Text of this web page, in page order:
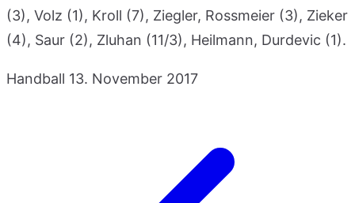
(3), Volz (1), Kroll (7), Ziegler, Rossmeier (3), Zieker
(4), Saur (2), Zluhan (11/3), Heilmann, Durdevic (1).
Handball 13. November 2017